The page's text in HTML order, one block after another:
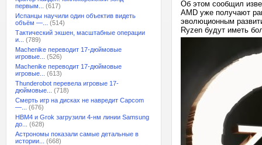
первым...
(617)
Испанцы научили один объектив видеть
объём —...
(514)
Тактический экшен, масштабные операции
и...
(789)
Machenike переводит 17-дюймовые
игровые...
(526)
Machenike переводит 17-дюймовые
игровые...
(613)
Thunderobot перевела игровые 17-
дюймовые...
(718)
Смерть игр на дисках не навредит Capcom
—...
(676)
HBM4 и Grok загрузили 4-нм линии Samsung
до...
(628)
Астрономы показали самые детальные в
истории...
(668)
Об этом сообщил
AMD уже получают
эволюционным
Ryzen будут иметь